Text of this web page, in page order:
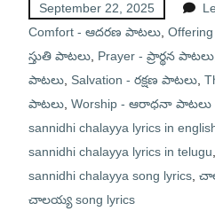
September 22, 2025
Comfort - ఆదరణ పాటలు,
స్తుతి పాటలు, Prayer - ప్రార్థన పాటలు,
పాటలు, Salvation - రక్షణ పాటలు,
పాటలు, Worship - ఆరాధనా పాటలు
sannidhi chalayya lyrics in
sannidhi chalayya lyrics in telugu
sannidhi chalayya song lyrics,
చాలయ్య song lyrics